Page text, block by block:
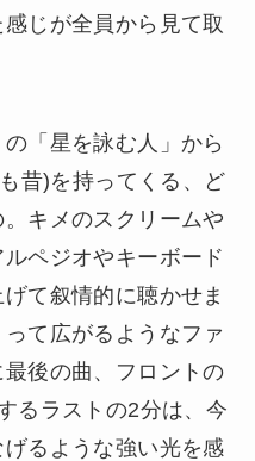
じが全員から見て取
「星を詠む人」から
昔)を持ってくる、ど
キメのスクリームや
ペジオやキーボード
て叙情的に聴かせま
て広がるようなファ
後の曲、フロントの
るラストの2分は、今
るような強い光を感